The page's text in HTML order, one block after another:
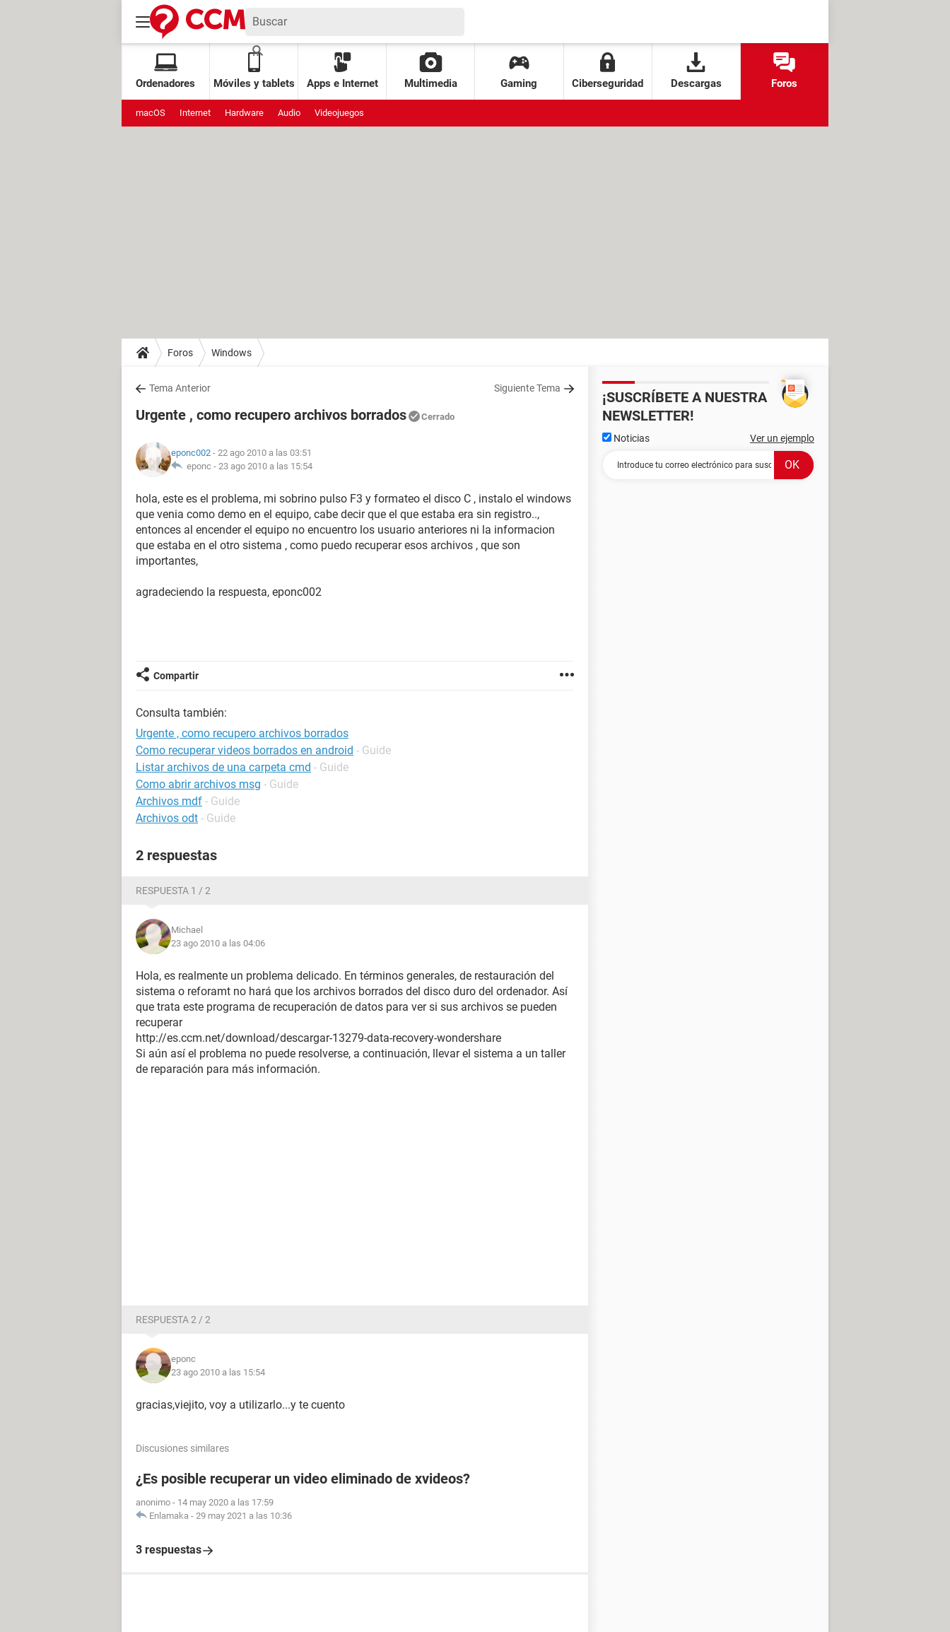
Ordenadores Móviles y tablets Apps e Internet Multimedia Gaming Ciberseguridad Descargas Foros
macOS Internet Hardware Audio Videojuegos
Foros Windows
Tema Anterior Siguiente Tema
Urgente , como recupero archivos borrados Cerrado
eponc002 - 22 ago 2010 a las 03:51
eponc - 23 ago 2010 a las 15:54
hola, este es el problema, mi sobrino pulso F3 y formateo el disco C , instalo el windows
que venia como demo en el equipo, cabe decir que el que estaba era sin registro..,
entonces al encender el equipo no encuentro los usuario anteriores ni la informacion
que estaba en el otro sistema , como puedo recuperar esos archivos , que son
importantes,
agradeciendo la respuesta, eponc002
Compartir
Consulta también:
Urgente , como recupero archivos borrados
Como recuperar videos borrados en android - Guide
Listar archivos de una carpeta cmd - Guide
Como abrir archivos msg - Guide
Archivos mdf - Guide
Archivos odt - Guide
2 respuestas
RESPUESTA 1 / 2
Michael
23 ago 2010 a las 04:06
Hola, es realmente un problema delicado. En términos generales, de restauración del
sistema o reforamt no hará que los archivos borrados del disco duro del ordenador. Así
que trata este programa de recuperación de datos para ver si sus archivos se pueden
recuperar
http://es.ccm.net/download/descargar-13279-data-recovery-wondershare
Si aún así el problema no puede resolverse, a continuación, llevar el sistema a un taller
de reparación para más información.
RESPUESTA 2 / 2
eponc
23 ago 2010 a las 15:54
gracias,viejito, voy a utilizarlo...y te cuento
Discusiones similares
¿Es posible recuperar un video eliminado de xvideos?
anonimo - 14 may 2020 a las 17:59
Enlamaka - 29 may 2021 a las 10:36
3 respuestas
¡SUSCRÍBETE A NUESTRA
NEWSLETTER!
Noticias Ver un ejemplo